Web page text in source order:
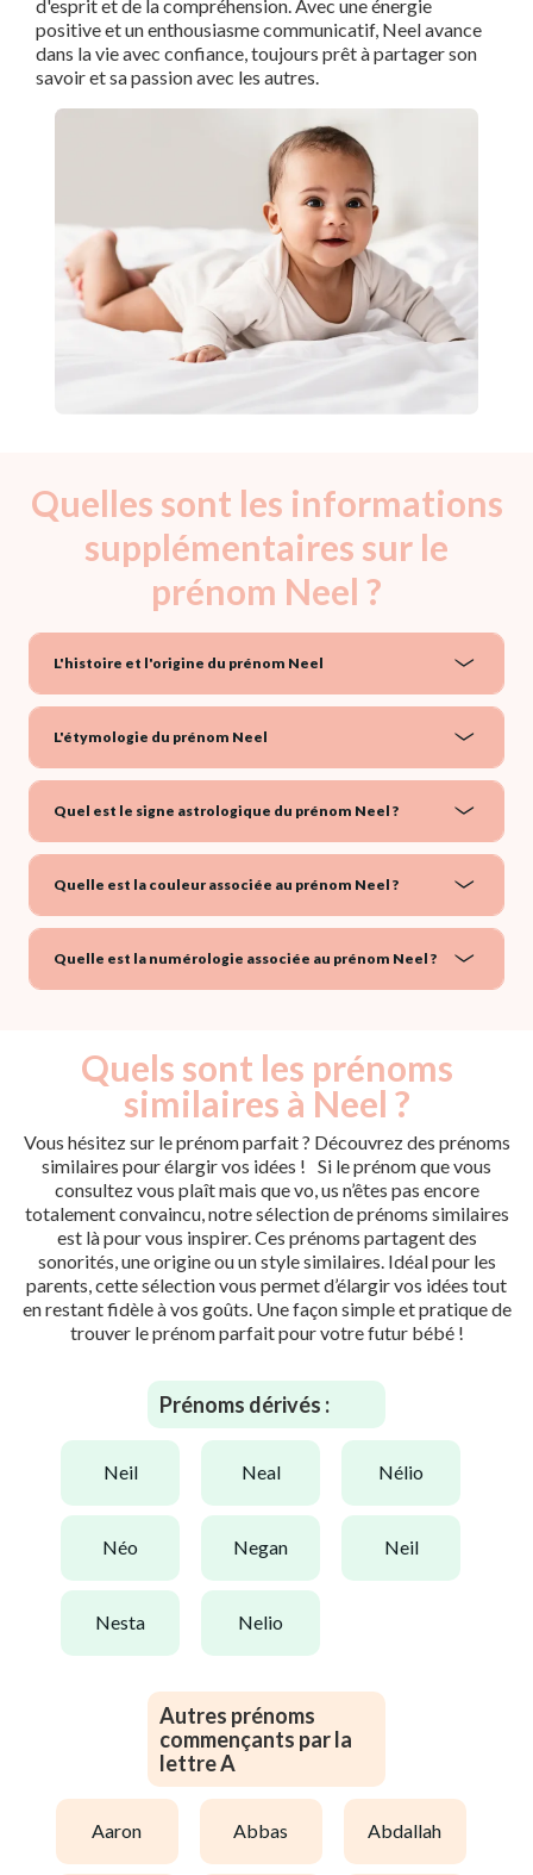
d'esprit et de la compréhension. Avec une énergie
positive et un enthousiasme communicatif, Neel avance
dans la vie avec confiance, toujours prêt à partager son
savoir et sa passion avec les autres.
Quelles sont les informations
supplémentaires sur le
prénom Neel ?
L'histoire et l'origine du prénom Neel
L'étymologie du prénom Neel
Quel est le signe astrologique du prénom Neel ?
Quelle est la couleur associée au prénom Neel ?
Quelle est la numérologie associée au prénom Neel ?
Quels sont les prénoms
similaires à Neel ?
Vous hésitez sur le prénom parfait ? Découvrez des prénoms
similaires pour élargir vos idées ! Si le prénom que vous
consultez vous plaît mais que vo, us n’êtes pas encore
totalement convaincu, notre sélection de prénoms similaires
est là pour vous inspirer. Ces prénoms partagent des
sonorités, une origine ou un style similaires. Idéal pour les
parents, cette sélection vous permet d’élargir vos idées tout
en restant fidèle à vos goûts. Une façon simple et pratique de
trouver le prénom parfait pour votre futur bébé !
Prénoms dérivés :
neil neal nélio
néo negan neil
nesta nelio
Autres prénoms
commençants par la
lettre A
aaron abbas abdallah